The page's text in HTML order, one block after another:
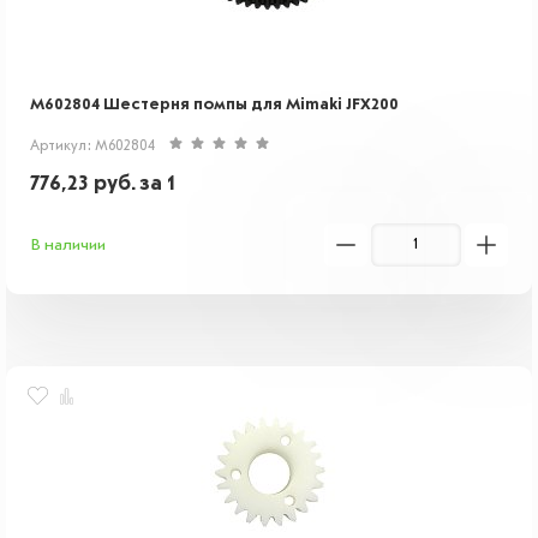
M602804 Шестерня помпы для Mimaki JFX200
Артикул: M602804
776,23 руб.за 1
В наличии